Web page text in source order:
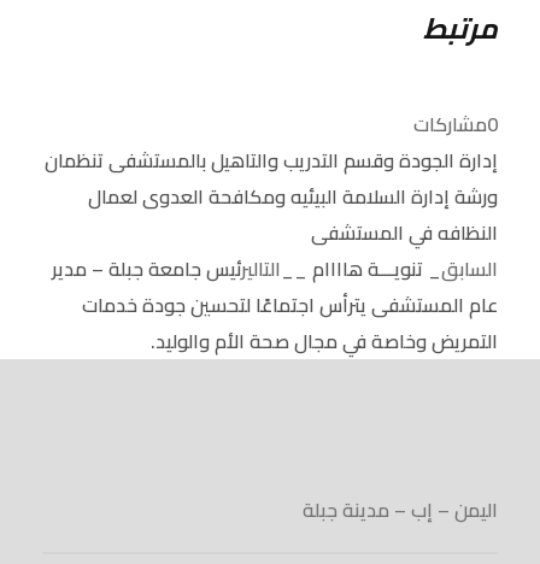
مرتبط
0مشاركات
إدارة الجودة وقسم التدريب والتاهيل بالمستشفى تنظمان
ورشة إدارة السلامة البيئيه ومكافحة العدوى لعمال
النظافه في المستشفى
السابق_ تنويـــة هاااام __التاليرئيس جامعة جبلة – مدير
عام المستشفى يترأس اجتماعًا لتحسين جودة خدمات
التمريض وخاصة في مجال صحة الأم والوليد.
اليمن – إب – مدينة جبلة